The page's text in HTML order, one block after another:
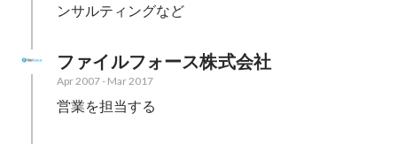
ンサルティングなど
ファイルフォース株式会社
Apr 2007- Mar 2017
営業を担当する